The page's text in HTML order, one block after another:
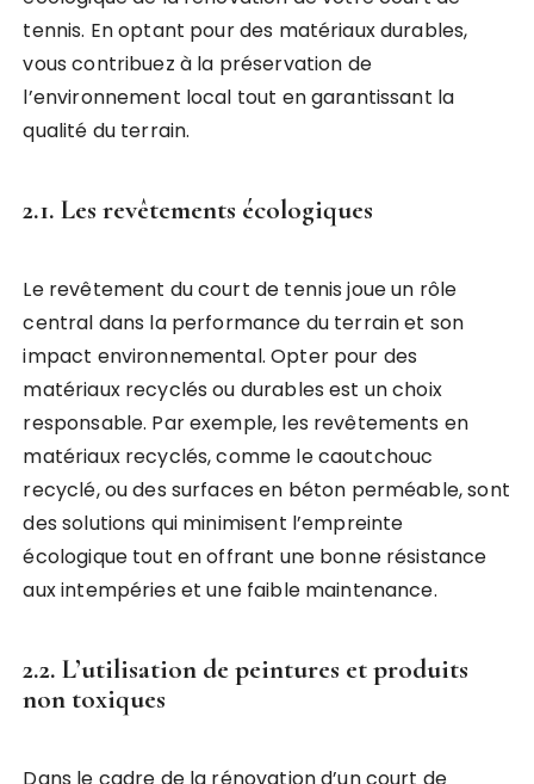
tennis. En optant pour des matériaux durables,
vous contribuez à la préservation de
l’environnement local tout en garantissant la
qualité du terrain.
2.1. Les revêtements écologiques
Le revêtement du court de tennis joue un rôle
central dans la performance du terrain et son
impact environnemental. Opter pour des
matériaux recyclés ou durables est un choix
responsable. Par exemple, les revêtements en
matériaux recyclés, comme le caoutchouc
recyclé, ou des surfaces en béton perméable, sont
des solutions qui minimisent l’empreinte
écologique tout en offrant une bonne résistance
aux intempéries et une faible maintenance.
2.2. L’utilisation de peintures et produits
non toxiques
Dans le cadre de la rénovation d’un court de